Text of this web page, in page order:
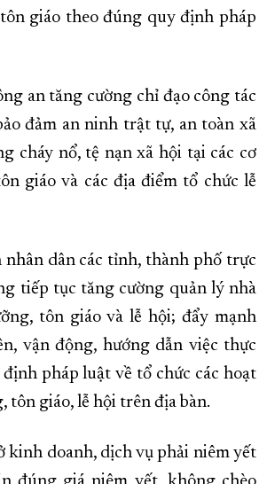
giáo theo đúng quy định pháp
an tăng cường chỉ đạo công tác
đảm an ninh trật tự, an toàn xã
cháy nổ, tệ nạn xã hội tại các cơ
giáo và các địa điểm tổ chức lễ
dân các tỉnh, thành phố trực
tiếp tục tăng cường quản lý nhà
tôn giáo và lễ hội; đẩy mạnh
vận động, hướng dẫn việc thực
pháp luật về tổ chức các hoạt
tôn giáo, lễ hội trên địa bàn.
kinh doanh, dịch vụ phải niêm yết